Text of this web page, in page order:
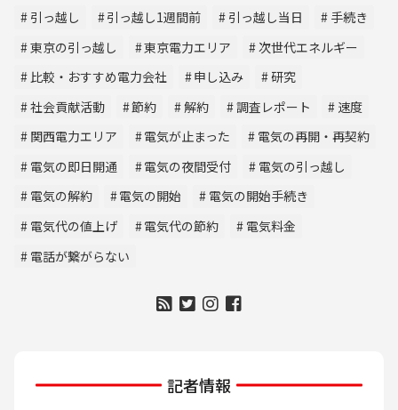
引っ越し
引っ越し1週間前 引っ越し当日
手続き
東京の引っ越し
東京電力エリア
次世代エネルギー
比較・おすすめ電力会社
申し込み
研究
社会貢献活動
節約 解約 調査レポート
速度
関西電力エリア
電気が止まった
電気の再開・再契約
電気の即日開通
電気の夜間受付
電気の引っ越し
電気の解約
電気の開始
電気の開始手続き
電気代の値上げ
電気代の節約
電気料金
電話が繋がらない
記者情報